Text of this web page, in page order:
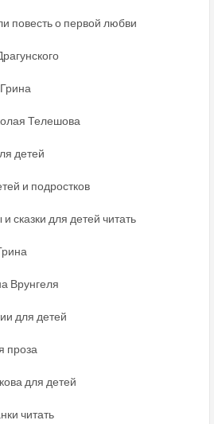
повесть о первой любви
Телешова
детей
и подростков
сказки для детей читать
Врунгеля
для детей
проза
для детей
читать